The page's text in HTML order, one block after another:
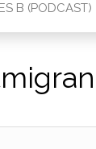
B (PODCAST)